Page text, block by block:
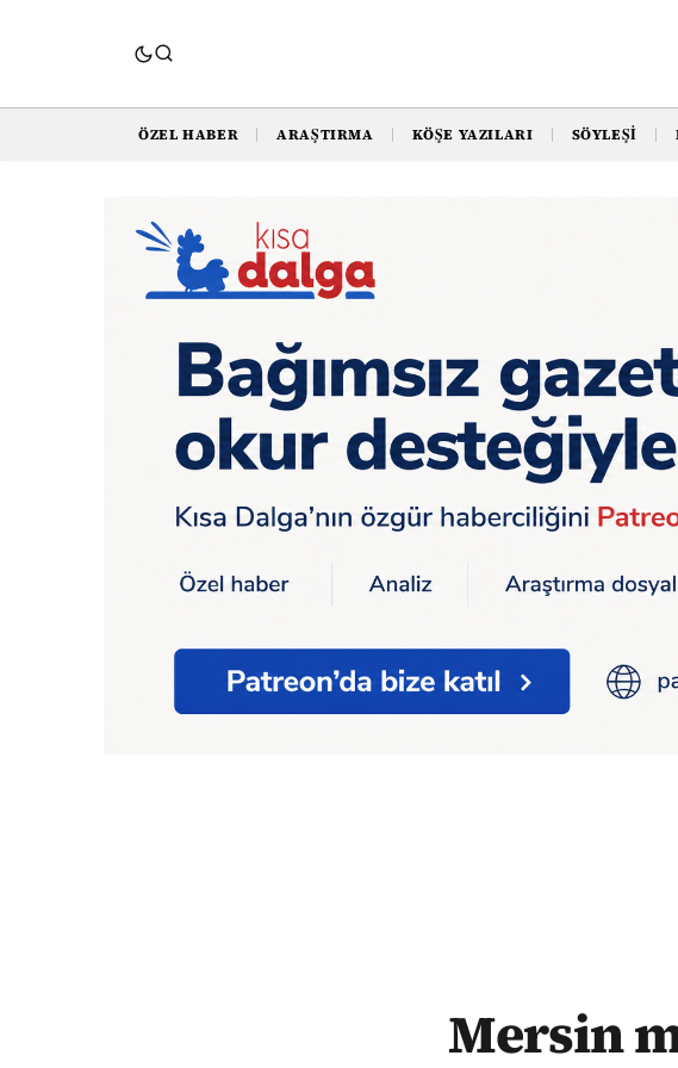
ÖZEL HABER ARAŞTIRMA KÖŞE YAZILARI SÖYLEŞI
Mersin